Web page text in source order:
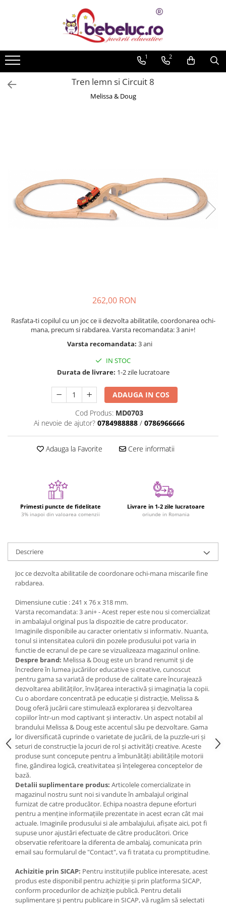
Toate Produsele
Jucarii pe varste
Jucarii educative
Set constructie copii
Jucarii Creativitate
Lucru manual copii
Plastilina
Seturi de desen
Instrumente muzicale pentru copii
Caruseluri muzicale
Joc de rol
Banc de lucru pentru copii
Papusi de mana
Casa de papusi
Costum Halloween Copii
Papusi si Bebelusi Reborn
Animale de jucarie
Figurine cu animale domestice
Figurine plus
Figurine
Jucarii cu alfabet
Jucarii cu cifre
Seturi Numberblocks
Jucarii de motricitate
Jucarii fructe si legume
Puzzle-uri
Puzzle clasic
Puzzle incastru
Puzzle de podea
IQ puzzle
Jucarii bebelusi
Jucarii de baie
Zornaitoare
Jucarii dentitie
Jucarii senzoriale
Jucarii motrice pentru bebelusi
Saltele de activitati pentru bebe
Jucarii de sortat
Jucarii muzicale bebelusi
Puzzle bebelusi
Jocuri educative
Jocuri STEM
Jocuri de societate
Jocuri de logica
1 2
Tren lemn si Circuit 8
Melissa & Doug
262,00 RON
Rasfata-ti copilul cu un joc ce ii dezvolta abilitatile, coordonarea ochi-
mana, precum si rabdarea. Varsta recomandata: 3 ani+!
Varsta recomandata: 3 ani
IN STOC
Durata de livrare: 1-2 zile lucratoare
ADAUGA IN COS
Cod Produs: MD0703
Ai nevoie de ajutor? 0784988888 / 0786966666
Adauga la Favorite Cere informatii
Primesti puncte de fidelitate
3% inapoi din valoarea comenzii
Livrare in 1-2 zile lucratoare
oriunde in Romania
Descriere
Joc ce dezvolta abilitatile de coordonare ochi-mana miscarile fine
rabdarea.
Dimensiune cutie : 241 x 76 x 318 mm.
Varsta recomandata: 3 ani+ - Acest reper este nou si comercializat
in ambalajul original pus la dispozitie de catre producator.
Imaginile disponibile au caracter orientativ si informativ. Nuanta,
tonul si intensitatea culorii din pozele produsului pot varia in
functie de ecranul de pe care se vizualizeaza magazinul online.
Despre brand: Melissa & Doug este un brand renumit și de
încredere în lumea jucăriilor educative și creative, cunoscut
pentru gama sa variată de produse de calitate care încurajează
dezvoltarea abilităților, învățarea interactivă și imaginația la copii.
Cu o abordare concentrată pe educație și distracție, Melissa &
Doug oferă jucării care stimulează explorarea și dezvoltarea
copiilor într-un mod captivant și interactiv. Un aspect notabil al
brandului Melissa & Doug este accentul său pe dezvoltare. Gama
lor diversificată cuprinde o varietate de jucării, de la puzzle-uri și
seturi de construcție la jocuri de rol și activități creative. Aceste
produse sunt concepute pentru a îmbunătăți abilitățile motorii
fine, gândirea logică, creativitatea și înțelegerea conceptelor de
bază.
Detalii suplimentare produs: Articolele comercializate in
magazinul nostru sunt noi si vandute în ambalajul original
furnizat de catre producător. Echipa noastra depune eforturi
pentru a menține informațiile prezentate in acest ecran cât mai
actuale. Imaginile produsului si ale ambalajului, afișate aici, pot fi
supuse unor ajustări efectuate de către producători. Orice
observatie referitoare la diferenta de ambalaj, comunicata prin
email sau formularul de "Contact", va fi tratata cu promptitudine.
Achizitie prin SICAP: Pentru instituțiile publice interesate, acest
produs este disponibil pentru achiziție și prin platforma SICAP,
conform procedurilor de achiziție publică. Pentru detalii
suplimentare și pentru publicare in SICAP, vă rugăm să selectati